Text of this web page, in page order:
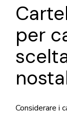
per
Considerare i